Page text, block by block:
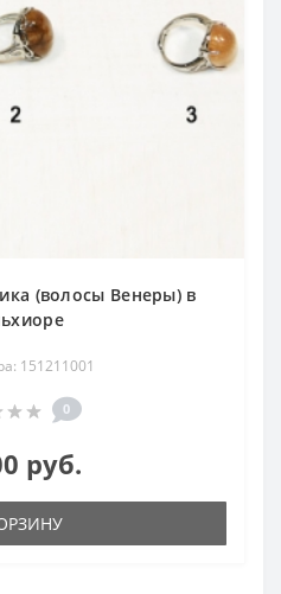
(волосы Венеры) в
151211001
0
руб.